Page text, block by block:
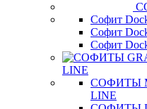
Софит
Софит
Софит
LINE
СОФИТЫ
LINE